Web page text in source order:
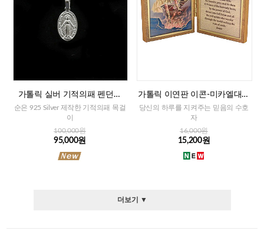
가톨릭 실버 기적의패 펜던트
+목걸이줄
순은 925 Silver 제작한 기적의패 목걸
이
100,000원
95,000원
가톨릭 이연판 이콘-미카엘대천
사+기도문(이태리)
당신의 하루를 지켜주는 믿음의 수호
자
16,000원
15,200원
더보기 ▼